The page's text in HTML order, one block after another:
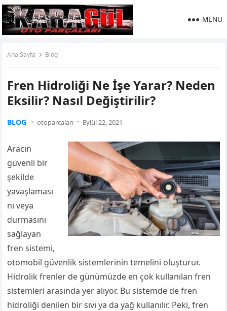
MENU
Ana Sayfa Blog
Fren Hidroliği Ne İşe Yarar? Neden
Eksilir? Nasıl Değiştirilir?
BLOG otoparcalari Eylül 22, 2021
Aracın
güvenli bir
şekilde
yavaşlaması
nı veya
durmasını
sağlayan
fren sistemi,
otomobil güvenlik sistemlerinin temelini oluşturur.
Hidrolik frenler de günümüzde en çok kullanılan fren
sistemleri arasında yer alıyor. Bu sistemde de fren
hidroliği denilen bir sıvı ya da yağ kullanılır. Peki, fren